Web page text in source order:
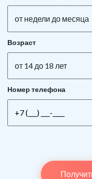
от недели до месяца
Возраст
от 14 до 18 лет
Номер телефона